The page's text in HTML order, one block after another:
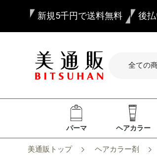
新規5千円で送料無料 後
パーマ ヘアカラー
美通販トップ ヘアカラー剤